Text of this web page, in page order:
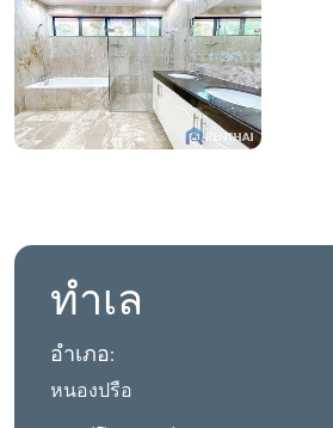
ทำเล
อำเภอ:
หนองปรือ